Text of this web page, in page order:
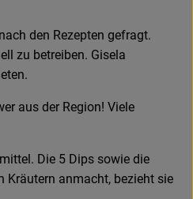
den Rezepten gefragt.
zu betreiben. Gisela
aus der Region! Viele
Die 5 Dips sowie die
Kräutern anmacht, bezieht sie